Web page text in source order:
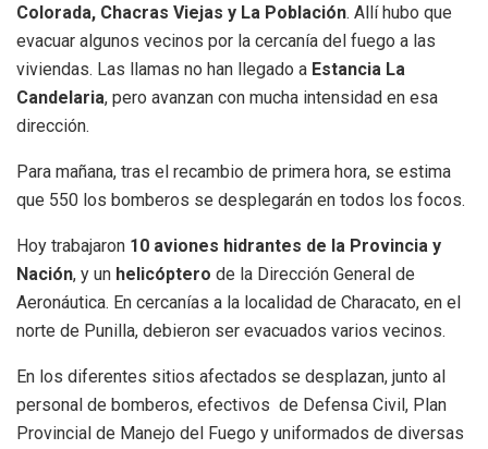
Colorada, Chacras Viejas y La Población. Allí hubo que
evacuar algunos vecinos por la cercanía del fuego a las
viviendas. Las llamas no han llegado a Estancia La
Candelaria, pero avanzan con mucha intensidad en esa
dirección.
Para mañana, tras el recambio de primera hora, se estima
que 550 los bomberos se desplegarán en todos los focos.
Hoy trabajaron 10 aviones hidrantes de la Provincia y
Nación, y un helicóptero de la Dirección General de
Aeronáutica. En cercanías a la localidad de Characato, en el
norte de Punilla, debieron ser evacuados varios vecinos.
En los diferentes sitios afectados se desplazan, junto al
personal de bomberos, efectivos de Defensa Civil, Plan
Provincial de Manejo del Fuego y uniformados de diversas